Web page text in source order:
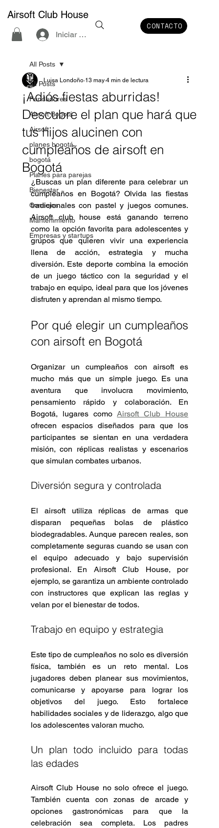
Airsoft Club House
CONTACTO
Iniciar sesión
All Posts
Fundadores
Airsoft Bogotá
Airsoft
planes bogotá
bogotá
Planes para parejas
Bienestar
Consejos
Mantenimiento
Empresas y startups
All Posts
¡Adiós fiestas aburridas!
Descubre el plan que hará que
tus hijos alucinen con
cumpleaños de airsoft en
Bogotá
Luisa Londoño 13 may 4 min de lectura
¿Buscas un plan diferente para celebrar un
cumpleaños en Bogotá? Olvida las fiestas
tradicionales con pastel y juegos comunes.
Airsoft club house está ganando terreno
como la opción favorita para adolescentes y
grupos que quieren vivir una experiencia
llena de acción, estrategia y mucha
diversión. Este deporte combina la emoción
de un juego táctico con la seguridad y el
trabajo en equipo, ideal para que los jóvenes
disfruten y aprendan al mismo tiempo.
Por qué elegir un cumpleaños
con airsoft en Bogotá
Organizar un cumpleaños con airsoft es
mucho más que un simple juego. Es una
aventura que involucra movimiento,
pensamiento rápido y colaboración. En
Bogotá, lugares como Airsoft Club House
ofrecen espacios diseñados para que los
participantes se sientan en una verdadera
misión, con réplicas realistas y escenarios
que simulan combates urbanos.
Diversión segura y controlada
El airsoft utiliza réplicas de armas que
disparan pequeñas bolas de plástico
biodegradables. Aunque parecen reales, son
completamente seguras cuando se usan con
el equipo adecuado y bajo supervisión
profesional. En Airsoft Club House, por
ejemplo, se garantiza un ambiente controlado
con instructores que explican las reglas y
velan por el bienestar de todos.
Trabajo en equipo y estrategia
Este tipo de cumpleaños no solo es diversión
física, también es un reto mental. Los
jugadores deben planear sus movimientos,
comunicarse y apoyarse para lograr los
objetivos del juego. Esto fortalece
habilidades sociales y de liderazgo, algo que
los adolescentes valoran mucho.
Un plan todo incluido para todas
las edades
Airsoft Club House no solo ofrece el juego.
También cuenta con zonas de arcade y
opciones gastronómicas para que la
celebración sea completa. Los padres